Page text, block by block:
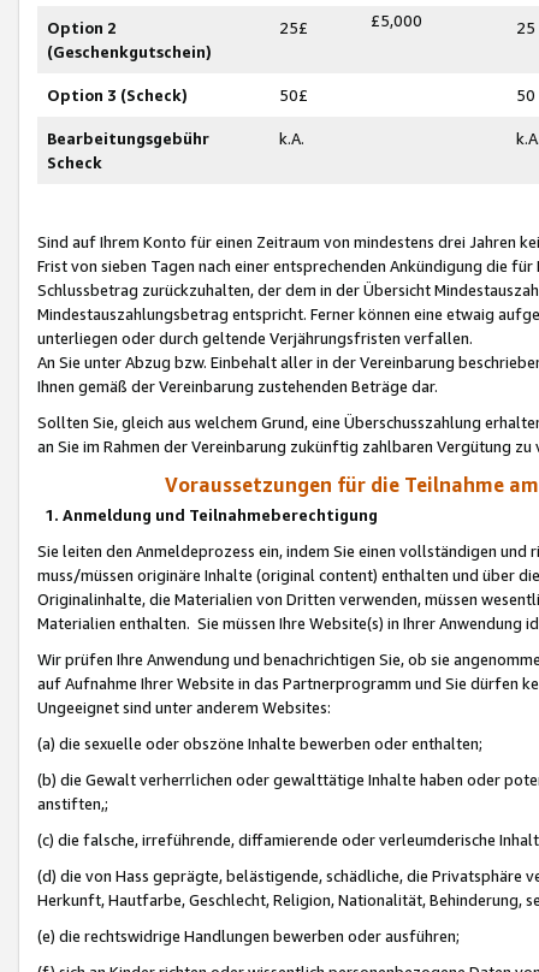
Option 2
(Geschenkgutschein)
25£ £5,000 25
Option 3 (Scheck) 50£ 50
Bearbeitungsgebühr
Scheck
k.A.
Sind auf Ihrem Konto für einen Zeitraum von mindestens drei Jahren
Frist von sieben Tagen nach einer entsprechenden Ankündigung die
Schlussbetrag zurückzuhalten, der dem in der Übersicht
Mindestauszahlungsbetrag entspricht. Ferner können eine etwaig
unterliegen oder durch geltende Verjährungsfristen verfallen.
An Sie unter Abzug bzw. Einbehalt aller in der Vereinbarung
Ihnen gemäß der Vereinbarung zustehenden Beträge dar.
Sollten Sie, gleich aus welchem Grund, eine Überschusszahlung
an Sie im Rahmen der Vereinbarung zukünftig zahlbaren Vergütung zu
Voraussetzungen für die Teilnahme
1. Anmeldung und Teilnahmeberechtigung
Sie leiten den Anmeldeprozess ein, indem Sie einen vollständigen
muss/müssen originäre Inhalte (original content) enthalten und über
Originalinhalte, die Materialien von Dritten verwenden, müssen
Materialien enthalten. Sie müssen Ihre Website(s) in Ihrer Anwendung
Wir prüfen Ihre Anwendung und benachrichtigen Sie, ob sie
auf Aufnahme Ihrer Website in das Partnerprogramm und Sie dürfen
Ungeeignet sind unter anderem Websites:
(a) die sexuelle oder obszöne Inhalte bewerben oder enthalten;
(b) die Gewalt verherrlichen oder gewalttätige Inhalte haben oder
anstiften,;
(c) die falsche, irreführende, diffamierende oder verleumderische
(d) die von Hass geprägte, belästigende, schädliche, die Privatsphäre
Herkunft, Hautfarbe, Geschlecht, Religion, Nationalität, Behinderung,
(e) die rechtswidrige Handlungen bewerben oder ausführen;